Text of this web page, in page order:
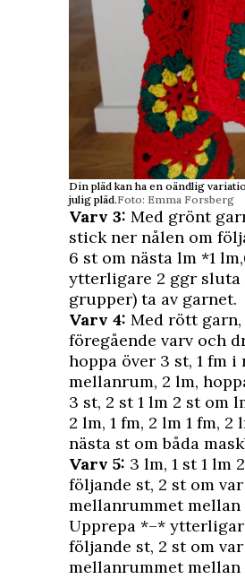
Din pläd kan ha en oändlig
julig pläd.Foto: Emma Forsberg
Varv 3: Med grönt
stick ner nålen om
6 st om nästa lm *1
ytterligare 2 ggr sluta
grupper) ta av garnet.
Varv 4: Med rött
föregående varv och
hoppa över 3 st, 1 fm
mellanrum, 2 lm,
3 st, 2 st 1 lm 2 st om
2 lm, 1 fm, 2 lm 1 fm, 2
nästa st om båda
Varv 5: 3 lm, 1 st 1 lm
följande st, 2 st om
mellanrummet mellan
Upprepa *–*
följande st, 2 st om
mellanrummet mellan